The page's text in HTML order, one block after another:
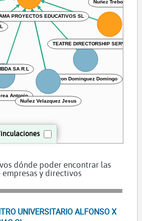
PROYECTOS EDUCATIVOS SL
Miron Dominguez Domingo
Nuñez Trebol Iris
Antonio
TEATRE DIRECTORSHIP SERVICES
SA R.L
Nuñez Velazquez Jesus
dónde poder encontrar las
y directivos
UNIVERSITARIO ALFONSO X